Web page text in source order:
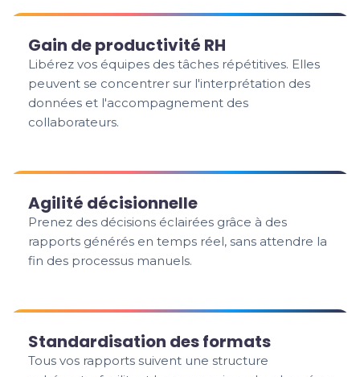
Gain de productivité RH
Libérez vos équipes des tâches répétitives. Elles
peuvent se concentrer sur l'interprétation des
données et l'accompagnement des
collaborateurs.
Agilité décisionnelle
Prenez des décisions éclairées grâce à des
rapports générés en temps réel, sans attendre la
fin des processus manuels.
Standardisation des formats
Tous vos rapports suivent une structure